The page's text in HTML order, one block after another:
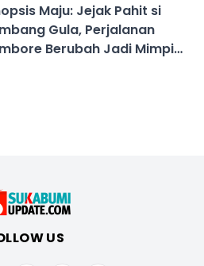
Maju: Jejak Pahit si
Gula, Perjalanan
Berubah Jadi Mimpi
US